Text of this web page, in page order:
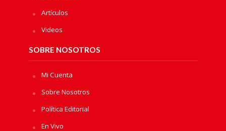
Artículos
Videos
SOBRE NOSOTROS
Mi Cuenta
Sobre Nosotros
Política Editorial
En Vivo